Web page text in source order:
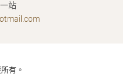
站
ail.com
有。